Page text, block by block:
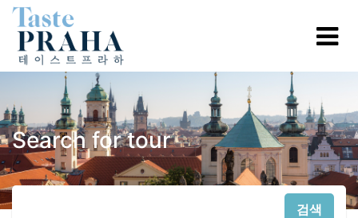
Search for tour
검색